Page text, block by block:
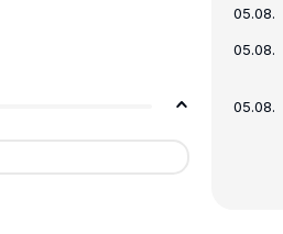
05.08.
05.08.
05.08.